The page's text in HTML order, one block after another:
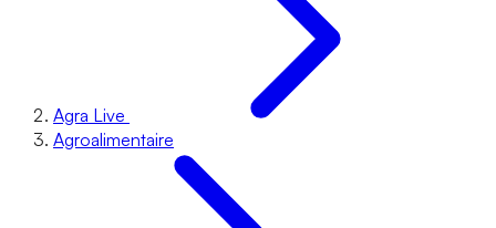
Agra Live
Agroalimentaire